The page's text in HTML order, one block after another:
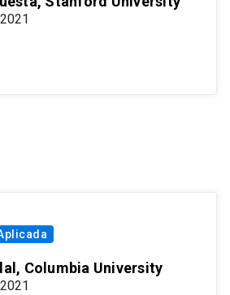
Columbia University